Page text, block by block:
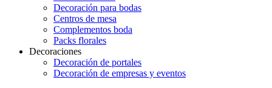
Decoración para bodas
Centros de mesa
Complementos boda
Packs florales
Decoraciones
Decoración de portales
Decoración de empresas y eventos